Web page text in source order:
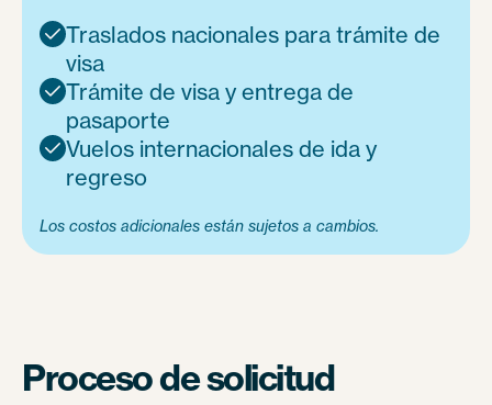
 Traslados nacionales para trámite de
visa
 Trámite de visa y entrega de
pasaporte
 Vuelos internacionales de ida y
regreso
Los costos adicionales están sujetos a cambios.
Proceso de solicitud